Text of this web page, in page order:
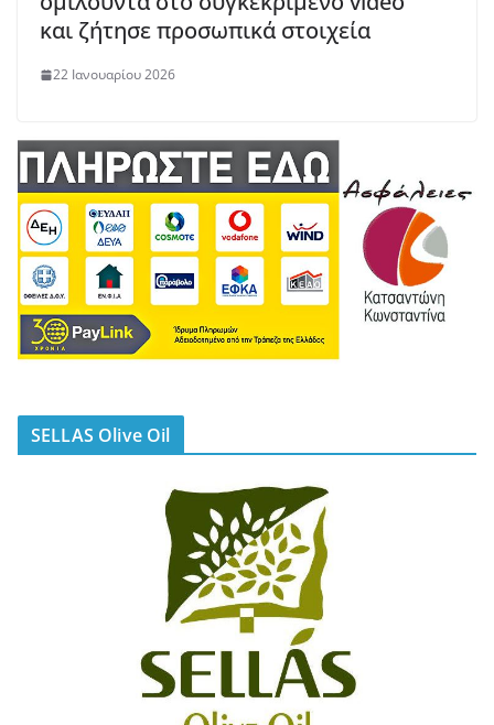
και ζήτησε προσωπικά στοιχεία
22 Ιανουαρίου 2026
SELLAS Olive Oil